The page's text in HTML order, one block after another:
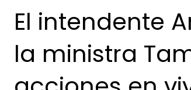
El intendente
la ministra